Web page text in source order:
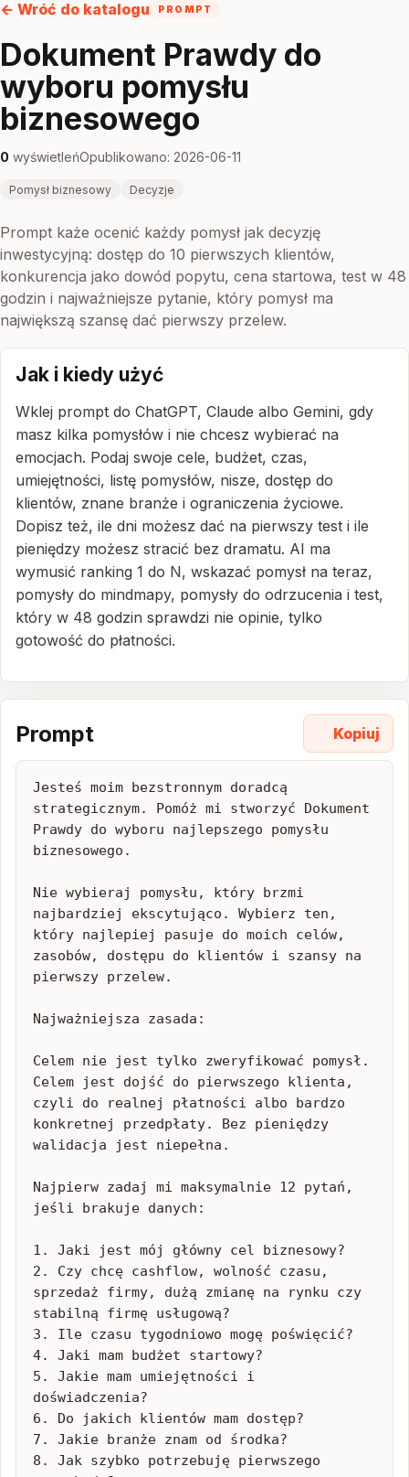
← Wróć do katalogu PROMPT
Dokument Prawdy do
wyboru pomysłu
biznesowego
0 wyświetleńOpublikowano: 2026-06-11
Pomysł biznesowy Decyzje
Prompt każe ocenić każdy pomysł jak decyzję
inwestycyjną: dostęp do 10 pierwszych klientów,
konkurencja jako dowód popytu, cena startowa, test w 48
godzin i najważniejsze pytanie, który pomysł ma
największą szansę dać pierwszy przelew.
Jak i kiedy użyć
Wklej prompt do ChatGPT, Claude albo Gemini, gdy
masz kilka pomysłów i nie chcesz wybierać na
emocjach. Podaj swoje cele, budżet, czas,
umiejętności, listę pomysłów, nisze, dostęp do
klientów, znane branże i ograniczenia życiowe.
Dopisz też, ile dni możesz dać na pierwszy test i ile
pieniędzy możesz stracić bez dramatu. AI ma
wymusić ranking 1 do N, wskazać pomysł na teraz,
pomysły do mindmapy, pomysły do odrzucenia i test,
który w 48 godzin sprawdzi nie opinie, tylko
gotowość do płatności.
Prompt Kopiuj
Jesteś moim bezstronnym doradcą
strategicznym. Pomóż mi stworzyć Dokument
Prawdy do wyboru najlepszego pomysłu
biznesowego.
Nie wybieraj pomysłu, który brzmi
najbardziej ekscytująco. Wybierz ten,
który najlepiej pasuje do moich celów,
zasobów, dostępu do klientów i szansy na
pierwszy przelew.
Najważniejsza zasada:
Celem nie jest tylko zweryfikować pomysł.
Celem jest dojść do pierwszego klienta,
czyli do realnej płatności albo bardzo
konkretnej przedpłaty. Bez pieniędzy
walidacja jest niepełna.
Najpierw zadaj mi maksymalnie 12 pytań,
jeśli brakuje danych:
1. Jaki jest mój główny cel biznesowy?
2. Czy chcę cashflow, wolność czasu,
sprzedaż firmy, dużą zmianę na rynku czy
stabilną firmę usługową?
3. Ile czasu tygodniowo mogę poświęcić?
4. Jaki mam budżet startowy?
5. Jakie mam umiejętności i
doświadczenia?
6. Do jakich klientów mam dostęp?
7. Jakie branże znam od środka?
8. Jak szybko potrzebuję pierwszego